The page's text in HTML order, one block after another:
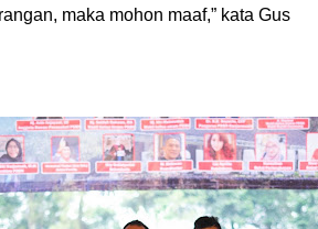
maka mohon maaf,” kata Gus